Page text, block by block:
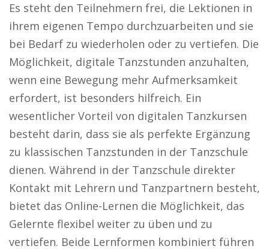
Es steht den Teilnehmern frei, die Lektionen in
ihrem eigenen Tempo durchzuarbeiten und sie
bei Bedarf zu wiederholen oder zu vertiefen. Die
Möglichkeit, digitale Tanzstunden anzuhalten,
wenn eine Bewegung mehr Aufmerksamkeit
erfordert, ist besonders hilfreich. Ein
wesentlicher Vorteil von digitalen Tanzkursen
besteht darin, dass sie als perfekte Ergänzung
zu klassischen Tanzstunden in der Tanzschule
dienen. Während in der Tanzschule direkter
Kontakt mit Lehrern und Tanzpartnern besteht,
bietet das Online-Lernen die Möglichkeit, das
Gelernte flexibel weiter zu üben und zu
vertiefen. Beide Lernformen kombiniert führen